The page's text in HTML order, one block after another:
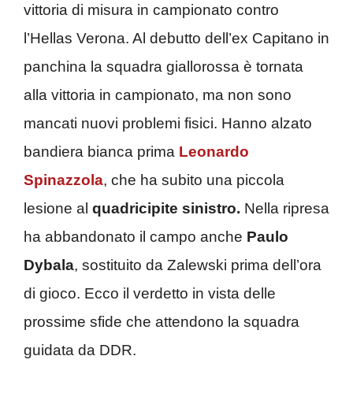
vittoria di misura in campionato contro
l’Hellas Verona. Al debutto dell’ex Capitano in
panchina la squadra giallorossa è tornata
alla vittoria in campionato, ma non sono
mancati nuovi problemi fisici. Hanno alzato
bandiera bianca prima Leonardo
Spinazzola, che ha subito una piccola
lesione al quadricipite sinistro. Nella ripresa
ha abbandonato il campo anche Paulo
Dybala, sostituito da Zalewski prima dell’ora
di gioco. Ecco il verdetto in vista delle
prossime sfide che attendono la squadra
guidata da DDR.